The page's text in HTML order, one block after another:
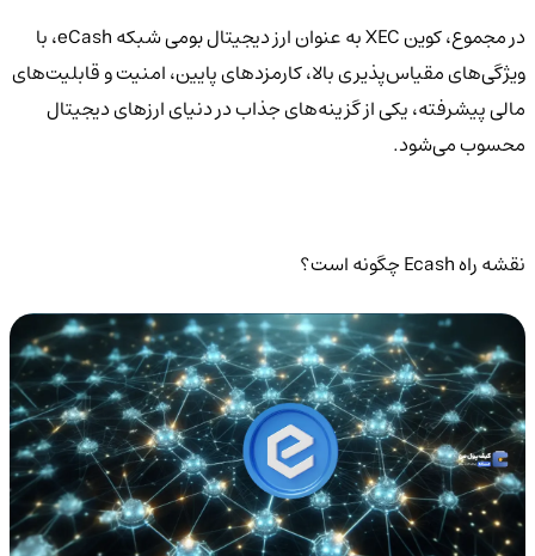
در مجموع، کوین XEC به عنوان ارز دیجیتال بومی شبکه eCash، با
ویژگی‌های مقیاس‌پذیری بالا، کارمزدهای پایین، امنیت و قابلیت‌های
مالی پیشرفته، یکی از گزینه‌های جذاب در دنیای ارزهای دیجیتال
محسوب می‌شود.
نقشه راه Ecash چگونه است؟